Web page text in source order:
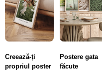
Creează-ți
propriul poster
Postere gata
făcute